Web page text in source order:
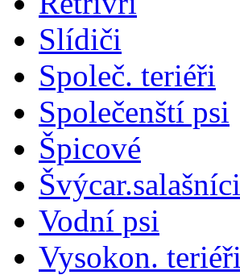
Slídiči
Společ. teriéři
Společenští psi
Špicové
Švýcar.salašníci
Vodní psi
Vysokon. teriéři